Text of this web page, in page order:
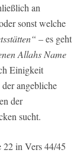
an
sonst welche
– es geht
Allahs Name
Einigkeit
angebliche
der
sucht.
22 in Vers 44/45